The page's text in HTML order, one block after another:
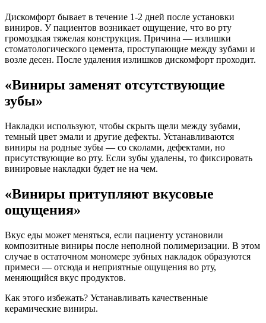
Дискомфорт бывает в течение 1-2 дней после установки
виниров. У пациентов возникает ощущение, что во рту
громоздкая тяжелая конструкция. Причина — излишки
стоматологического цемента, проступающие между зубами и
возле десен. После удаления излишков дискомфорт проходит.
«Виниры заменят отсутствующие
зубы»
Накладки используют, чтобы скрыть щели между зубами,
темный цвет эмали и другие дефекты. Устанавливаются
виниры на родные зубы — со сколами, дефектами, но
присутствующие во рту. Если зубы удалены, то фиксировать
винировые накладки будет не на чем.
«Виниры притупляют вкусовые
ощущения»
Вкус еды может меняться, если пациенту установили
композитные виниры после неполной полимеризации. В этом
случае в остаточном мономере зубных накладок образуются
примеси — отсюда и неприятные ощущения во рту,
меняющийся вкус продуктов.
Как этого избежать? Устанавливать качественные
керамические виниры.